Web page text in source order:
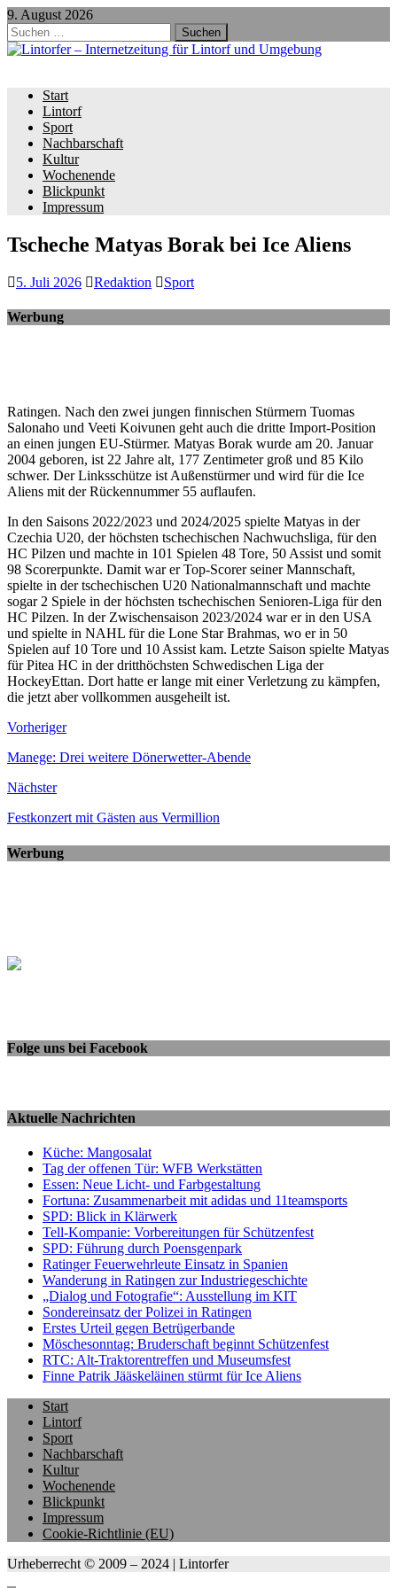
9. August 2026
Suchen
nach:
Start
Lintorf
Sport
Nachbarschaft
Kultur
Wochenende
Blickpunkt
Impressum
Tscheche Matyas Borak bei Ice Aliens
5. Juli 2026 Redaktion Sport
Werbung
Ratingen. Nach den zwei jungen finnischen Stürmern Tuomas
Salonaho und Veeti Koivunen geht auch die dritte Import-Position
an einen jungen EU-Stürmer. Matyas Borak wurde am 20. Januar
2004 geboren, ist 22 Jahre alt, 177 Zentimeter groß und 85 Kilo
schwer. Der Linksschütze ist Außenstürmer und wird für die Ice
Aliens mit der Rückennummer 55 auflaufen.
In den Saisons 2022/2023 und 2024/2025 spielte Matyas in der
Czechia U20, der höchsten tschechischen Nachwuchsliga, für den
HC Pilzen und machte in 101 Spielen 48 Tore, 50 Assist und somit
98 Scorerpunkte. Damit war er Top-Scorer seiner Mannschaft,
spielte in der tschechischen U20 Nationalmannschaft und machte
sogar 2 Spiele in der höchsten tschechischen Senioren-Liga für den
HC Pilzen. In der Zwischensaison 2023/2024 war er in den USA
und spielte in NAHL für die Lone Star Brahmas, wo er in 50
Spielen auf 10 Tore und 10 Assist kam. Letzte Saison spielte Matyas
für Pitea HC in der dritthöchsten Schwedischen Liga der
HockeyEttan. Dort hatte er lange mit einer Verletzung zu kämpfen,
die jetzt aber vollkommen ausgeheilt ist.
Vorheriger
Manege: Drei weitere Dönerwetter-Abende
Nächster
Festkonzert mit Gästen aus Vermillion
Werbung
Folge uns bei Facebook
Aktuelle Nachrichten
Küche: Mangosalat
Tag der offenen Tür: WFB Werkstätten
Essen: Neue Licht- und Farbgestaltung
Fortuna: Zusammenarbeit mit adidas und 11teamsports
SPD: Blick in Klärwerk
Tell-Kompanie: Vorbereitungen für Schützenfest
SPD: Führung durch Poensgenpark
Ratinger Feuerwehrleute Einsatz in Spanien
Wanderung in Ratingen zur Industriegeschichte
„Dialog und Fotografie“: Ausstellung im KIT
Sondereinsatz der Polizei in Ratingen
Erstes Urteil gegen Betrügerbande
Möschesonntag: Bruderschaft beginnt Schützenfest
RTC: Alt-Traktorentreffen und Museumsfest
Finne Patrik Jääskeläinen stürmt für Ice Aliens
Start
Lintorf
Sport
Nachbarschaft
Kultur
Wochenende
Blickpunkt
Impressum
Cookie-Richtlinie (EU)
Urheberrecht © 2009 – 2024 | Lintorfer